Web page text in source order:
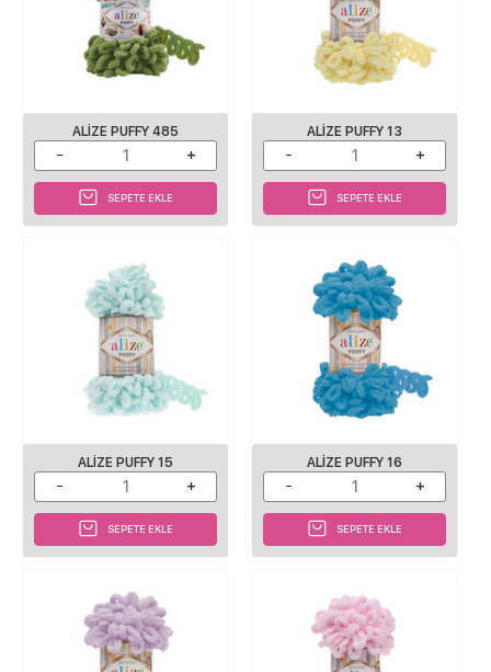
ALIZE PUFFY 485
SEPETE EKLE
ALIZE PUFFY 13
SEPETE EKLE
ALIZE PUFFY 15
SEPETE EKLE
ALIZE PUFFY 16
SEPETE EKLE